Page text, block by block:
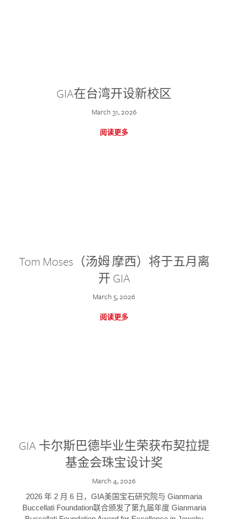
GIA在台湾开设新校区
March 31, 2026
阅读更多
Tom Moses（汤姆·摩西）将于五月离
开 GIA
March 5, 2026
阅读更多
GIA 卡尔斯巴德毕业生荣获布契拉提
基金会珠宝设计奖
March 4, 2026
2026 年 2 月 6 日，GIA美国宝石研究院与 Gianmaria
Buccellati Foundation联合颁发了第九届年度 Gianmaria